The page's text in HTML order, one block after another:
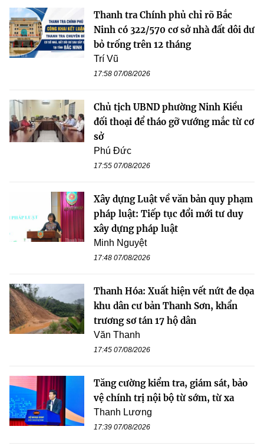
Thanh tra Chính phủ chỉ rõ Bắc
Ninh có 322/570 cơ sở nhà đất dôi dư
bỏ trống trên 12 tháng
Trí Vũ
17:58 07/08/2026
Chủ tịch UBND phường Ninh Kiều
đối thoại để tháo gỡ vướng mắc từ cơ
sở
Phú Đức
17:55 07/08/2026
Xây dựng Luật về văn bản quy phạm
pháp luật: Tiếp tục đổi mới tư duy
xây dựng pháp luật
Minh Nguyệt
17:48 07/08/2026
Thanh Hóa: Xuất hiện vết nứt đe dọa
khu dân cư bản Thanh Sơn, khẩn
trương sơ tán 17 hộ dân
Văn Thanh
17:45 07/08/2026
Tăng cường kiểm tra, giám sát, bảo
vệ chính trị nội bộ từ sớm, từ xa
Thanh Lương
17:39 07/08/2026